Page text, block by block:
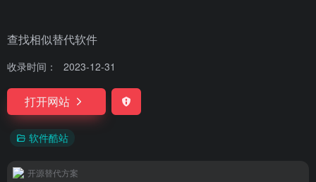
查找相似替代软件
收录时间： 2023-12-31
打开网站
软件酷站
开源替代方案